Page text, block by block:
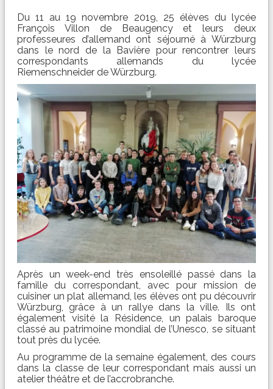
E.N.T.
Du 11 au 19 novembre 2019, 25 élèves du lycée
François Villon de Beaugency et leurs deux
professeures d’allemand ont séjourné à Würzburg
dans le nord de la Bavière pour rencontrer leurs
correspondants allemands du lycée
Riemenschneider de Würzburg.
Après un week-end très ensoleillé passé dans la
famille du correspondant, avec pour mission de
cuisiner un plat allemand, les élèves ont pu découvrir
Würzburg, grâce à un rallye dans la ville. Ils ont
également visité la Résidence, un palais baroque
classé au patrimoine mondial de l’Unesco, se situant
tout près du lycée.
Au programme de la semaine également, des cours
dans la classe de leur correspondant mais aussi un
atelier théâtre et de l’accrobranche.